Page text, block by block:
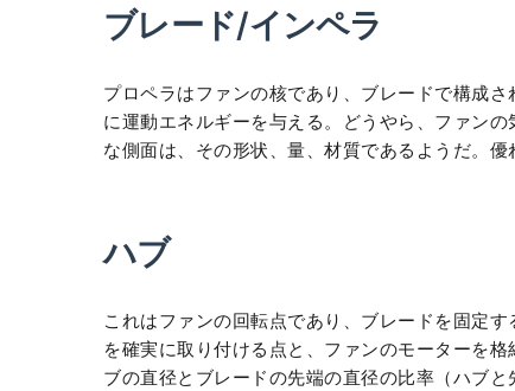
ブレード/インペラ
プロペラはファンの核であり、ブレードで構成
に運動エネルギーを与える。どうやら、ファン
な側面は、その形状、量、材質であるようだ。
ハブ
これはファンの回転点であり、ブレードを固定
を確実に取り付ける点と、ファンのモーターを
ブの直径とブレードの先端の直径の比率（ハブ